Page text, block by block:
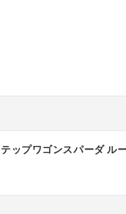
ップワゴンスパーダ ル